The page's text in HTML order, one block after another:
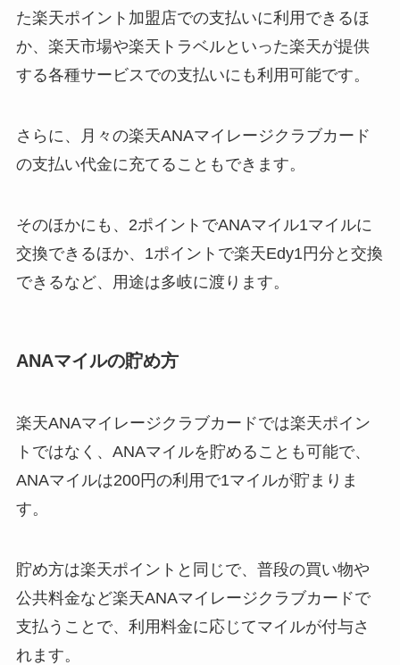
た楽天ポイント加盟店での支払いに利用できるほ
か、楽天市場や楽天トラベルといった楽天が提供
する各種サービスでの支払いにも利用可能です。
さらに、月々の楽天ANAマイレージクラブカード
の支払い代金に充てることもできます。
そのほかにも、2ポイントでANAマイル1マイルに
交換できるほか、1ポイントで楽天Edy1円分と交換
できるなど、用途は多岐に渡ります。
ANAマイルの貯め方
楽天ANAマイレージクラブカードでは楽天ポイン
トではなく、ANAマイルを貯めることも可能で、
ANAマイルは200円の利用で1マイルが貯まりま
す。
貯め方は楽天ポイントと同じで、普段の買い物や
公共料金など楽天ANAマイレージクラブカードで
支払うことで、利用料金に応じてマイルが付与さ
れます。